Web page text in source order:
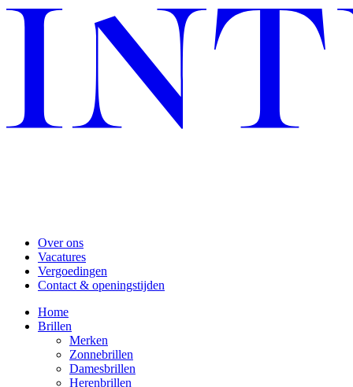
Over ons
Vacatures
Vergoedingen
Contact & openingstijden
Home
Brillen
Merken
Zonnebrillen
Damesbrillen
Herenbrillen